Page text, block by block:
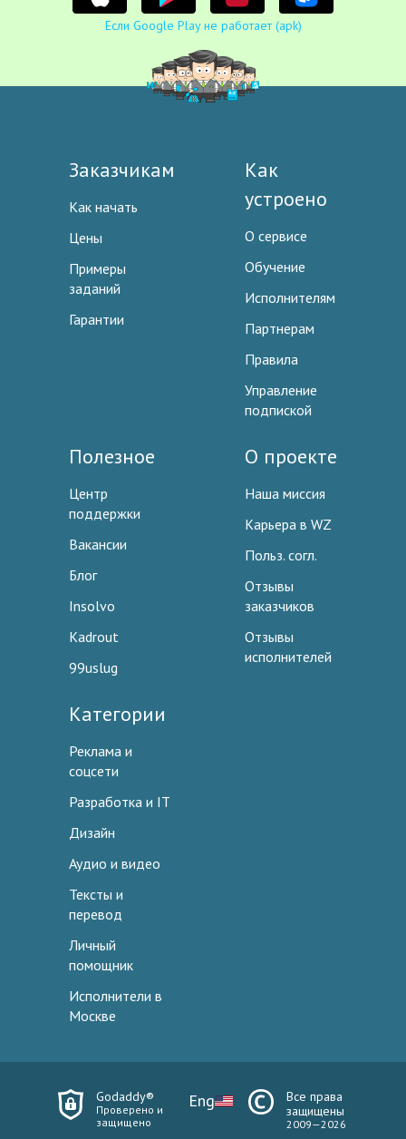
Если Google Play не работает (apk)
Заказчикам
Как начать
Цены
Примеры
заданий
Гарантии
Как
устроено
О сервисе
Обучение
Исполнителям
Партнерам
Правила
Управление
подпиской
Полезное
Центр
поддержки
Вакансии
Блог
Insolvo
Kadrout
99uslug
О проекте
Наша миссия
Карьера в WZ
Польз. согл.
Отзывы
заказчиков
Отзывы
исполнителей
Категории
Реклама и
соцсети
Разработка и IT
Дизайн
Аудио и видео
Тексты и
перевод
Личный
помощник
Исполнители в
Москве
Godaddy®
Проверено и
защищено
Eng
Все права
защищены
2009—2026